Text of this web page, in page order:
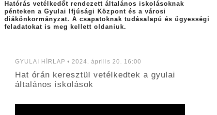
Hatórás vetélkedőt rendezett általános iskolásoknak
pénteken a Gyulai Ifjúsági Központ és a városi
diákönkormányzat. A csapatoknak tudásalapú és ügyességi
feladatokat is meg kellett oldaniuk.
GYULAI HÍRLAP • 2024. április 20. 16:00
Hat órán keresztül vetélkedtek a gyulai
általános iskolások